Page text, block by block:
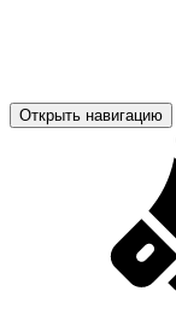
Открыть навигацию